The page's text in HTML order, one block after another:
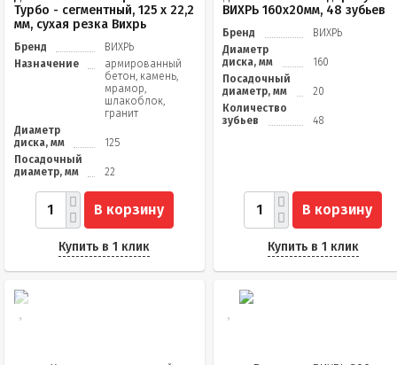
Турбо - сегментный, 125 х 22,2
мм, сухая резка Вихрь
Бренд
ВИХРЬ
Назначение
армированный
бетон, камень,
мрамор,
шлакоблок,
гранит
Диаметр
диска, мм
125
Посадочный
диаметр, мм
22
В корзину
Купить в 1 клик
ВИХРЬ 160х20мм, 48 зубьев
Бренд
ВИХРЬ
Диаметр
диска, мм
160
Посадочный
диаметр, мм
20
Количество
зубьев
48
В корзину
Купить в 1 клик